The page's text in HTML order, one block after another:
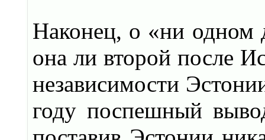
Наконец, о «ни одном
она ли второй после
независимости
году поспешный